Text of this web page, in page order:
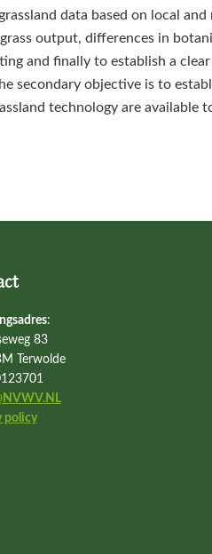
data based on local and
output, differences in
and finally to establish a
secondary objective is to
technology are available
:
83
Terwolde
policy